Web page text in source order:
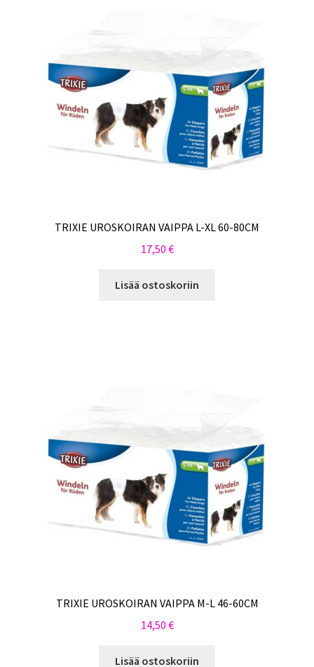
TRIXIE UROSKOIRAN VAIPPA L-XL 60-80CM
17,50 €
Lisää ostoskoriin
TRIXIE UROSKOIRAN VAIPPA M-L 46-60CM
14,50 €
Lisää ostoskoriin